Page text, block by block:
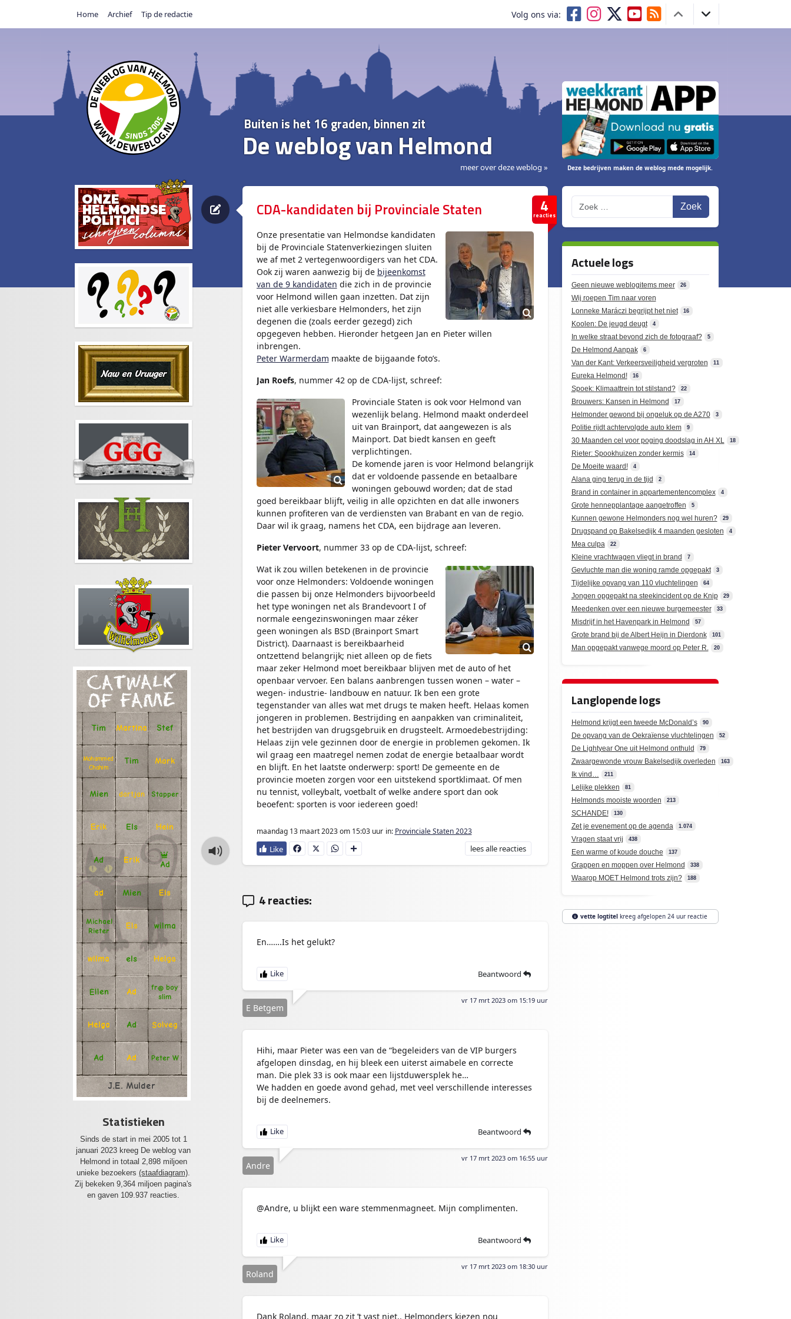
Home Archief Tip de redactie Volg ons via:
Buiten is het 16 graden, binnen zit
De weblog van Helmond
meer over deze weblog » Deze bedrijven maken de weblog mede mogelijk.
CATWALK
OF FAME
Tim Martina Stef
Mohammed
Chahim
Tim Mark
Mien dartjan Stapper
Erik Els Hein
Ad Erik
Ad
ad Mien Els
Michael
Rieter
Els wilma
wilma els Helga
Ellen Ad fr@ boy
slim
Helga Ad Solveg
Ad Ad Peter W
J.E. Mulder
Statistieken
Sinds de start in mei 2005 tot 1
januari 2023 kreeg De weblog van
Helmond in totaal 2,898 miljoen
unieke bezoekers (staafdiagram)
Zij bekeken 9,364 miljoen pagina's
en gaven 109.937 reacties.
4
reacties
CDA-kandidaten bij Provinciale Staten
Onze presentatie van Helmondse kandidaten
bij de Provinciale Statenverkiezingen sluiten
we af met 2 vertegenwoordigers van het CDA.
Ook zij waren aanwezig bij de bijeenkomst
van de 9 kandidaten die zich in de provincie
voor Helmond willen gaan inzetten. Dat zijn
niet alle verkiesbare Helmonders, het zijn
degenen die (zoals eerder gezegd) zich
opgegeven hebben. Hieronder hetgeen Jan en Pieter willen
inbrengen.
Peter Warmerdam maakte de bijgaande foto’s.
Jan Roefs, nummer 42 op de CDA-lijst, schreef:
Provinciale Staten is ook voor Helmond van
wezenlijk belang. Helmond maakt onderdeel
uit van Brainport, dat aangewezen is als
Mainport. Dat biedt kansen en geeft
verplichtingen.
De komende jaren is voor Helmond belangrijk
dat er voldoende passende en betaalbare
woningen gebouwd worden; dat de stad
goed bereikbaar blijft, veilig in alle opzichten en dat alle inwoners
kunnen profiteren van de verdiensten van Brabant en van de regio.
Daar wil ik graag, namens het CDA, een bijdrage aan leveren.
Pieter Vervoort, nummer 33 op de CDA-lijst, schreef:
Wat ik zou willen betekenen in de provincie
voor onze Helmonders: Voldoende woningen
die passen bij onze Helmonders bijvoorbeeld
het type woningen net als Brandevoort I of
normale eengezinswoningen maar zéker
geen woningen als BSD (Brainport Smart
District). Daarnaast is bereikbaarheid
ontzettend belangrijk; niet alleen op de fiets
maar zeker Helmond moet bereikbaar blijven met de auto of het
openbaar vervoer. Een balans aanbrengen tussen wonen – water –
wegen- industrie- landbouw en natuur. Ik ben een grote
tegenstander van alles wat met drugs te maken heeft. Helaas komen
jongeren in problemen. Bestrijding en aanpakken van criminaliteit,
het bestrijden van drugsgebruik en drugsteelt. Armoedebestrijding:
Helaas zijn vele gezinnen door de energie in problemen gekomen. Ik
wil graag een maatregel nemen zodat de energie betaalbaar wordt
en blijft. En het laatste onderwerp: sport! De gemeente en de
provincie moeten zorgen voor een uitstekend sportklimaat. Of men
nu tennist, volleybalt, voetbalt of welke andere sport dan ook
beoefent: sporten is voor iedereen goed!
maandag 13 maart 2023om 15:03 uur in: Provinciale Staten 2023
Fa
ce
X
W
ha
D
e
leesalle reacties
4 reacties:
En…….Is het gelukt?
Beantwoord
vr 17 mrt 2023 om 15:19 uur
E Betgem
Hihi, maar Pieter was een van de “begeleiders van de VIP burgers
afgelopen dinsdag, en hij bleek een uiterst aimabele en correcte
man. Die plek 33 is ook maar een lijstduwersplek he…
We hadden en goede avond gehad, met veel verschillende interesses
bij de deelnemers.
Beantwoord
vr 17 mrt 2023 om 16:55 uur
Andre
@Andre, u blijkt een ware stemmenmagneet. Mijn complimenten.
Beantwoord
vr 17 mrt 2023 om 18:30 uur
Roland
Dank Roland, maar zo zit ’t vast niet.. Helmonders kiezen nou
Actuele logs
Geen nieuwe weblogitems meer 26
Wij roepen Tim naar voren
Lonneke Maráczi begrijpt het niet
16
Koolen: De jeugd deugt 4
In welke straat bevond zich de fotograaf? 5
De Helmond Aanpak 6
Van der Kant: Verkeersveiligheid vergroten 11
Eureka Helmond! 16
Spoek: Klimaattrein tot stilstand? 22
Brouwers: Kansen in Helmond 17
Helmonder gewond bij ongeluk op de A270 3
Politie rijdt achtervolgde auto klem 9
30 Maanden cel voor poging doodslag in AH XL 18
Rieter: Spookhuizen zonder kermis 14
De Moeite waard! 4
Alana ging terug in de tijd 2
Brand in container in appartementencomplex 4
Grote hennepplantage aangetroffen 5
Kunnen gewone Helmonders nog wel huren? 29
Drugspand op Bakelsedijk 4 maanden gesloten 4
Mea culpa 22
Kleine vrachtwagen vliegt in brand 7
Gevluchte man die woning ramde opgepakt 3
Tijdelijke opvang van 110 vluchtelingen 64
Jongen opgepakt na steekincident op de Knip 29
Meedenken over een nieuwe burgemeester 33
Misdrijf in het Havenpark in Helmond 57
Grote brand bij de Albert Heijn in Dierdonk 101
Man opgepakt vanwege moord op Peter R. 20
Langlopende logs
Helmond krijgt een tweede McDonald’s 90
De opvang van de Oekraïense vluchtelingen 52
De Lightyear One uit Helmond onthuld 79
Zwaargewonde vrouw Bakelsedijk overleden 163
Ik vind… 211
Lelijke plekken 81
Helmonds mooiste woorden 213
SCHANDE! 130
Zet je evenement op de agenda 1.074
Vragen staat vrij 438
Een warme of koude douche 137
Grappen en moppen over Helmond 338
Waarop MOET Helmond trots zijn? 188
vette logtitelkreeg afgelopen 24 uur reactie